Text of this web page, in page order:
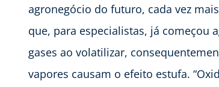
agronegócio do futuro, cada vez
que, para especialistas, já começou
gases ao volatilizar,
vapores causam o efeito estufa.